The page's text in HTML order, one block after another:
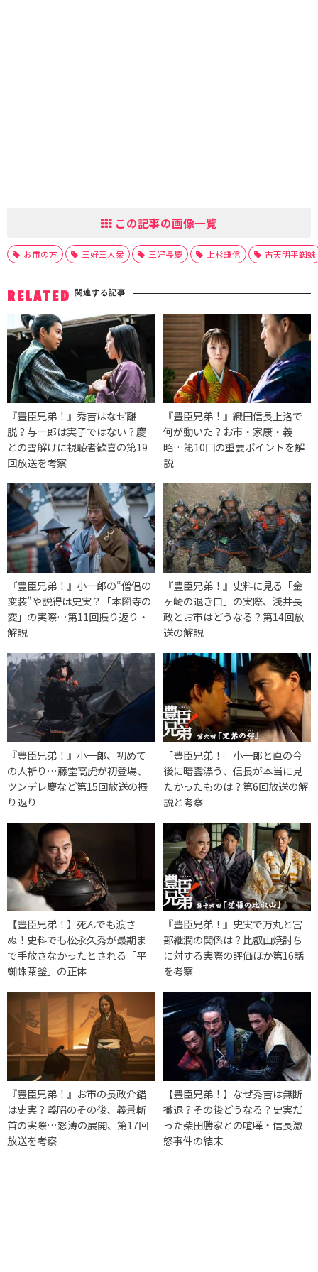
この記事の画像一覧
お市の方 三好三人衆 三好長慶 上杉謙信 古天明平蜘蛛
RELATED 関連する記事
『豊臣兄弟！』秀吉はなぜ離
脱？与一郎は実子ではない？慶
との雪解けに視聴者歓喜の第19
回放送を考察
『豊臣兄弟！』織田信長上洛で
何が動いた？お市・家康・義
昭…第10回の重要ポイントを解
説
『豊臣兄弟！』小一郎の“僧侶の
変装”や説得は史実？「本圀寺の
変」の実際…第11回振り返り・
解説
『豊臣兄弟！』史料に見る「金
ヶ崎の退き口」の実際、浅井長
政とお市はどうなる？第14回放
送の解説
『豊臣兄弟！』小一郎、初めて
の人斬り…藤堂高虎が初登場、
ツンデレ慶など第15回放送の振
り返り
「豊臣兄弟！」小一郎と直の今
後に暗雲漂う、信長が本当に見
たかったものは？第6回放送の解
説と考察
【豊臣兄弟！】死んでも渡さ
ぬ！史料でも松永久秀が最期ま
で手放さなかったとされる「平
蜘蛛茶釜」の正体
『豊臣兄弟！』史実で万丸と宮
部継潤の関係は？比叡山焼討ち
に対する実際の評価ほか第16話
を考察
『豊臣兄弟！』お市の長政介錯
は史実？義昭のその後、義景斬
首の実際…怒涛の展開、第17回
放送を考察
【豊臣兄弟！】なぜ秀吉は無断
撤退？その後どうなる？史実だ
った柴田勝家との喧嘩・信長激
怒事件の結末